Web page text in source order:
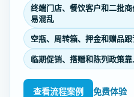
终端门店、餐饮客户和二批
易混乱
空瓶、周转箱、押金和赠品
临期促销、搭赠和陈列政策
查看流程案例 免费体验